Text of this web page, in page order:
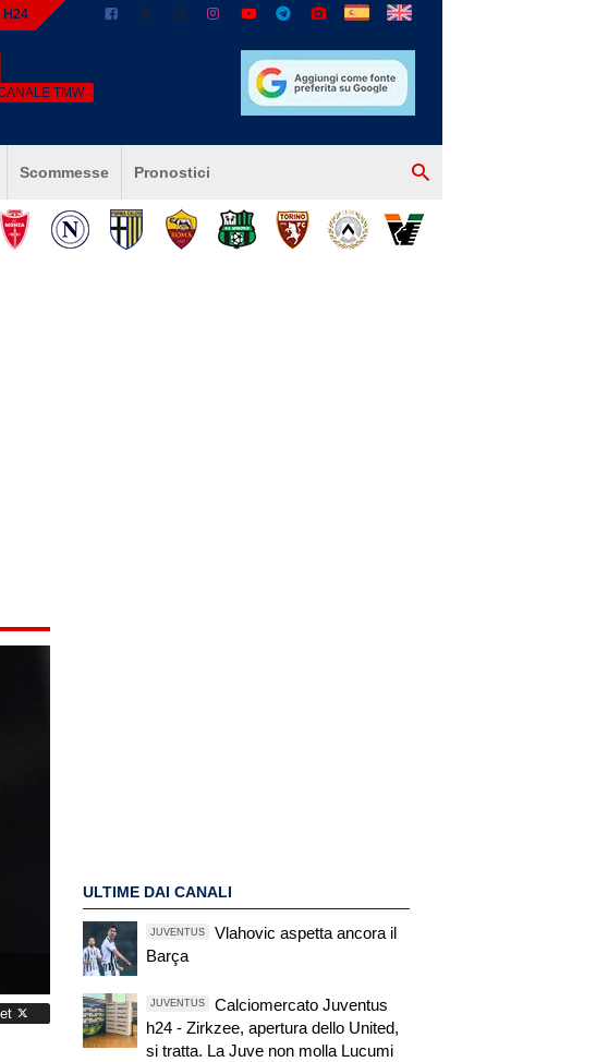
H24
TMW
Scommesse Pronostici
ULTIME DAI CANALI
JUVENTUS
Vlahovic aspetta ancora il
Barça
JUVENTUS
Calciomercato Juventus
h24 - Zirkzee, apertura dello United,
si tratta. La Juve non molla Lucumi